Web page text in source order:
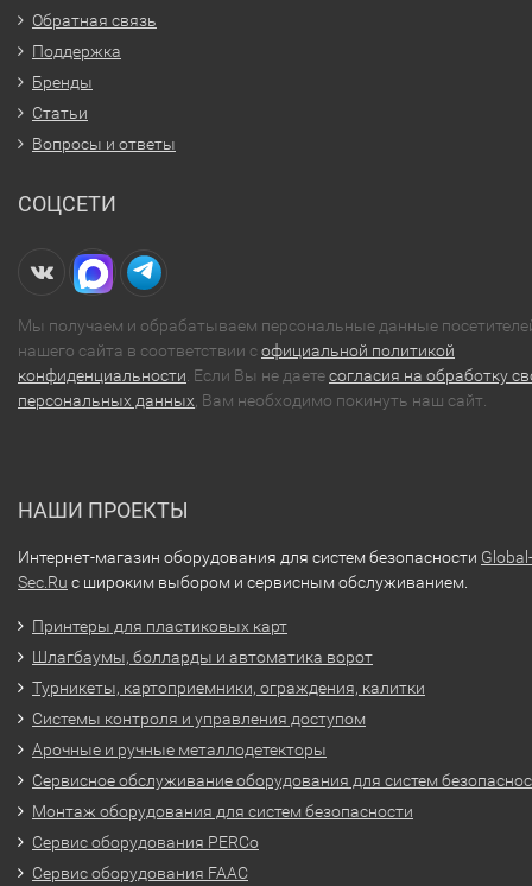
Обратная связь
Поддержка
Бренды
Статьи
Вопросы и ответы
СОЦСЕТИ
Мы получаем и обрабатываем персональные данные
нашего сайта в соответствии софициальной политикой
конфиденциальности . Если Вы не даетесогласия на обработку
персональных данных , Вам необходимо покинуть наш сайт.
НАШИ ПРОЕКТЫ
Интернет-магазин оборудования для систем безопасности Global-
Sec.Ru с широким выбором и сервисным обслуживанием.
Принтеры для пластиковых карт
Шлагбаумы, болларды и автоматика ворот
Турникеты, картоприемники, ограждения, калитки
Системы контроля и управления доступом
Арочные и ручные металлодетекторы
Сервисное обслуживание оборудования для систем
Монтаж оборудования для систем безопасности
Сервис оборудования PERCo
Сервис оборудования FAAC